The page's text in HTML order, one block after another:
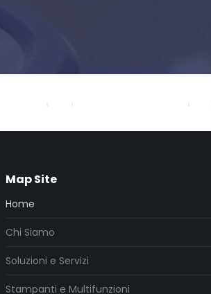
Map Site
Home
Chi Siamo
Soluzioni e Servizi
Stampanti e Multifunzioni